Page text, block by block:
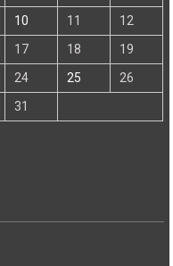
10 11
12
17 18
19
24 25
26
31